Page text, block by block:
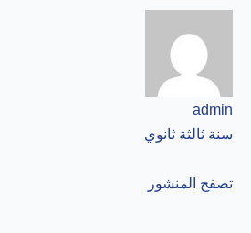
admin
سنة ثالثة ثانوي
تصفح المنشور